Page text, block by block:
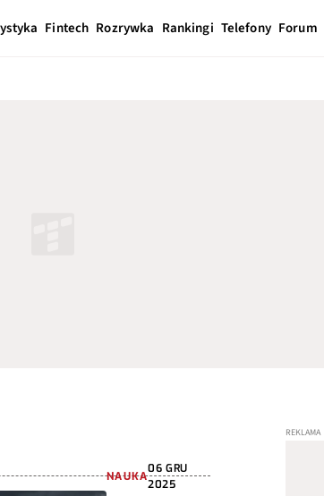
Fintech Rozrywka Rankingi Telefony Forum
NAUKA
06 GRU
2025